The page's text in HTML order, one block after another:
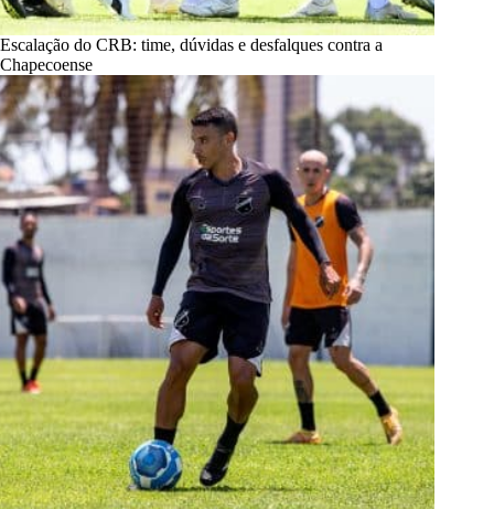
Escalação do CRB: time, dúvidas e desfalques contra a
Chapecoense